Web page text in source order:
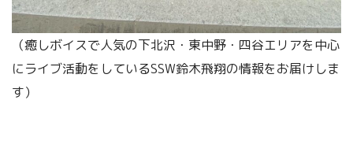
（癒しボイスで人気の下北沢・東中野・四谷エリアを中心
にライブ活動をしているSSW鈴木飛翔の情報をお届けしま
す）